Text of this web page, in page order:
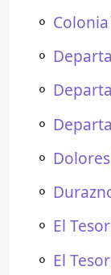
⚬
⚬
⚬
⚬
⚬ Dolores
⚬
⚬ El
⚬ El